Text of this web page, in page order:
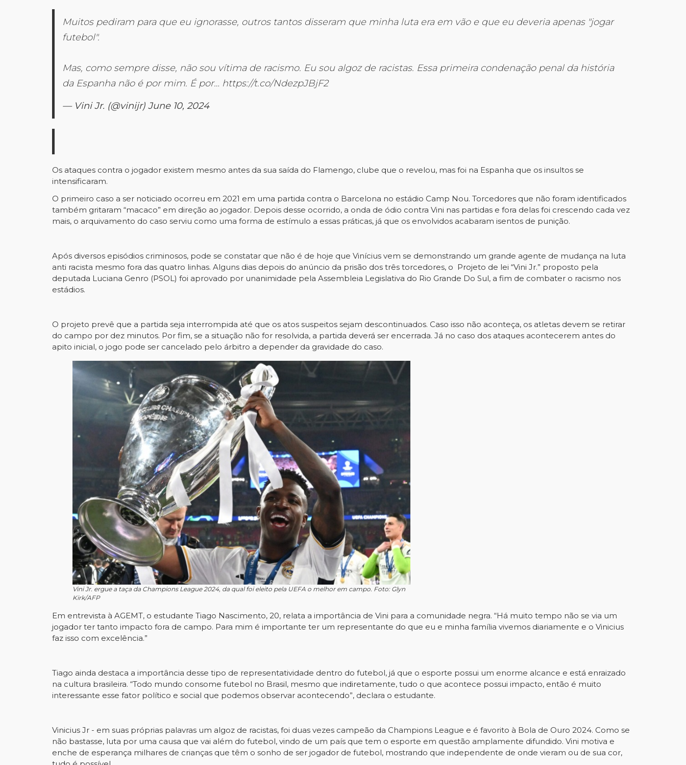
Muitos pediram para que eu ignorasse, outros tantos disseram que minha luta era em vão e que eu deveria apenas "jogar
futebol".
Mas, como sempre disse, não sou vítima de racismo. Eu sou algoz de racistas. Essa primeira condenação penal da história
da Espanha não é por mim. É por… https://t.co/NdezpJBjF2
— Vini Jr. (@vinijr) June 10, 2024
Os ataques contra o jogador existem mesmo antes da sua saída do Flamengo, clube que o revelou, mas foi na Espanha que os insultos se
intensificaram.
O primeiro caso a ser noticiado ocorreu em 2021 em uma partida contra o Barcelona no estádio Camp Nou. Torcedores que não foram identificados
também gritaram “macaco” em direção ao jogador. Depois desse ocorrido, a onda de ódio contra Vini nas partidas e fora delas foi crescendo cada vez
mais, o arquivamento do caso serviu como uma forma de estímulo a essas práticas, já que os envolvidos acabaram isentos de punição.
Após diversos episódios criminosos, pode se constatar que não é de hoje que Vinícius vem se demonstrando um grande agente de mudança na luta
anti racista mesmo fora das quatro linhas. Alguns dias depois do anúncio da prisão dos três torcedores, o Projeto de lei “Vini Jr.” proposto pela
deputada Luciana Genro (PSOL) foi aprovado por unanimidade pela Assembleia Legislativa do Rio Grande Do Sul, a fim de combater o racismo nos
estádios.
O projeto prevê que a partida seja interrompida até que os atos suspeitos sejam descontinuados. Caso isso não aconteça, os atletas devem se retirar
do campo por dez minutos. Por fim, se a situação não for resolvida, a partida deverá ser encerrada. Já no caso dos ataques acontecerem antes do
apito inicial, o jogo pode ser cancelado pelo árbitro a depender da gravidade do caso.
Vini Jr. ergue a taça da Champions League 2024, da qual foi eleito pela UEFA o melhor em campo. Foto: Glyn
Kirk/AFP
Em entrevista à AGEMT, o estudante Tiago Nascimento, 20, relata a importância de Vini para a comunidade negra. “Há muito tempo não se via um
jogador ter tanto impacto fora de campo. Para mim é importante ter um representante do que eu e minha família vivemos diariamente e o Vinicius
faz isso com excelência.”
Tiago ainda destaca a importância desse tipo de representatividade dentro do futebol, já que o esporte possui um enorme alcance e está enraizado
na cultura brasileira. “Todo mundo consome futebol no Brasil, mesmo que indiretamente, tudo o que acontece possui impacto, então é muito
interessante esse fator político e social que podemos observar acontecendo”, declara o estudante.
Vinicius Jr - em suas próprias palavras um algoz de racistas, foi duas vezes campeão da Champions League e é favorito à Bola de Ouro 2024. Como se
não bastasse, luta por uma causa que vai além do futebol, vindo de um país que tem o esporte em questão amplamente difundido. Vini motiva e
enche de esperança milhares de crianças que têm o sonho de ser jogador de futebol, mostrando que independente de onde vieram ou de sua cor,